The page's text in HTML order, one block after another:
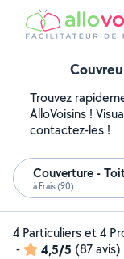
Trouvez
AlloVoisins !
contactez-les !
Couverture -
à Frais (90)
4 Particuliers et 4
-
4,5/5 (87 avis)